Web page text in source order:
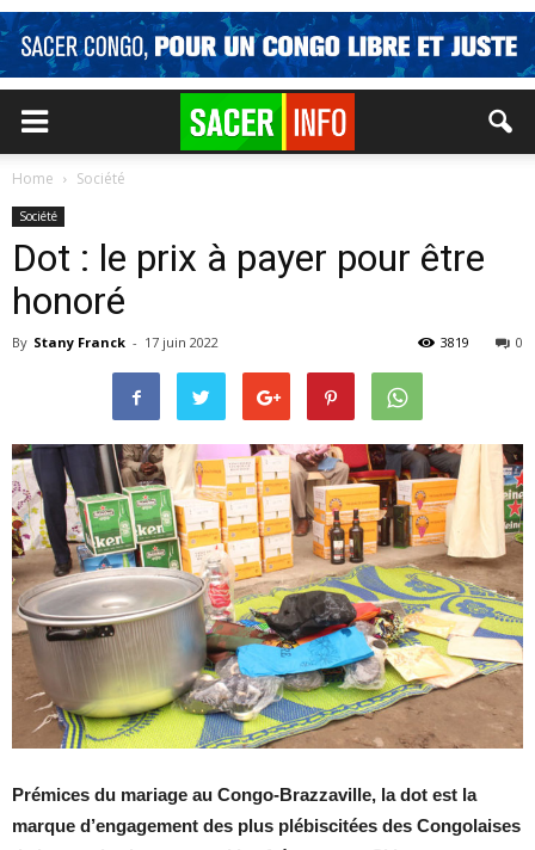
Home Société
Société
Dot : le prix à payer pour être
honoré
By Stany Franck - 17 juin 2022 0
3819
Prémices du mariage au Congo-Brazzaville, la dot est la
marque d’engagement des plus plébiscitées des Congolaises